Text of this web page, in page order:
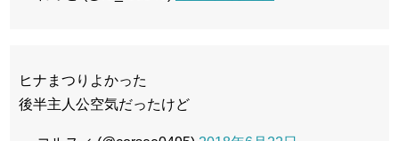
ヒナまつりよかった
後半主人公空気だったけど